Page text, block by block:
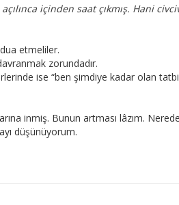
içinden saat çıkmış. Hani
dua etmeliler.
zorundadır.
ise “ben şimdiye kadar olan
inmiş. Bunun artması lâzım.
düşünüyorum.